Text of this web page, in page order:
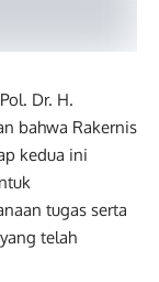
Dr. H.
bahwa Rakernis
kedua ini
tugas serta
telah